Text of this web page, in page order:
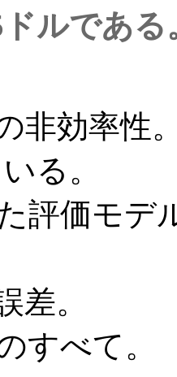
ルであ
効率性。
る。
価モデ
。
べて。